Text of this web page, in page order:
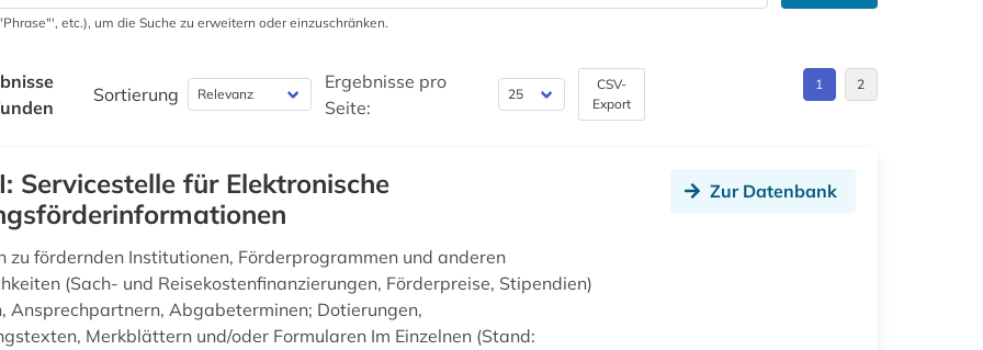
etc.), um die Suche zu erweitern oder einzuschränken.
Sortierung
Ergebnisse pro
Seite:
CSV-
Export
1 2
Servicestelle für Elektronische
zu fördernden Institutionen, Förderprogrammen und anderen
(Sach- und Reisekostenfinanzierungen, Förderpreise, Stipendien)
Ansprechpartnern, Abgabeterminen; Dotierungen,
Merkblättern und/oder Formularen Im Einzelnen (Stand:
Zur Datenbank